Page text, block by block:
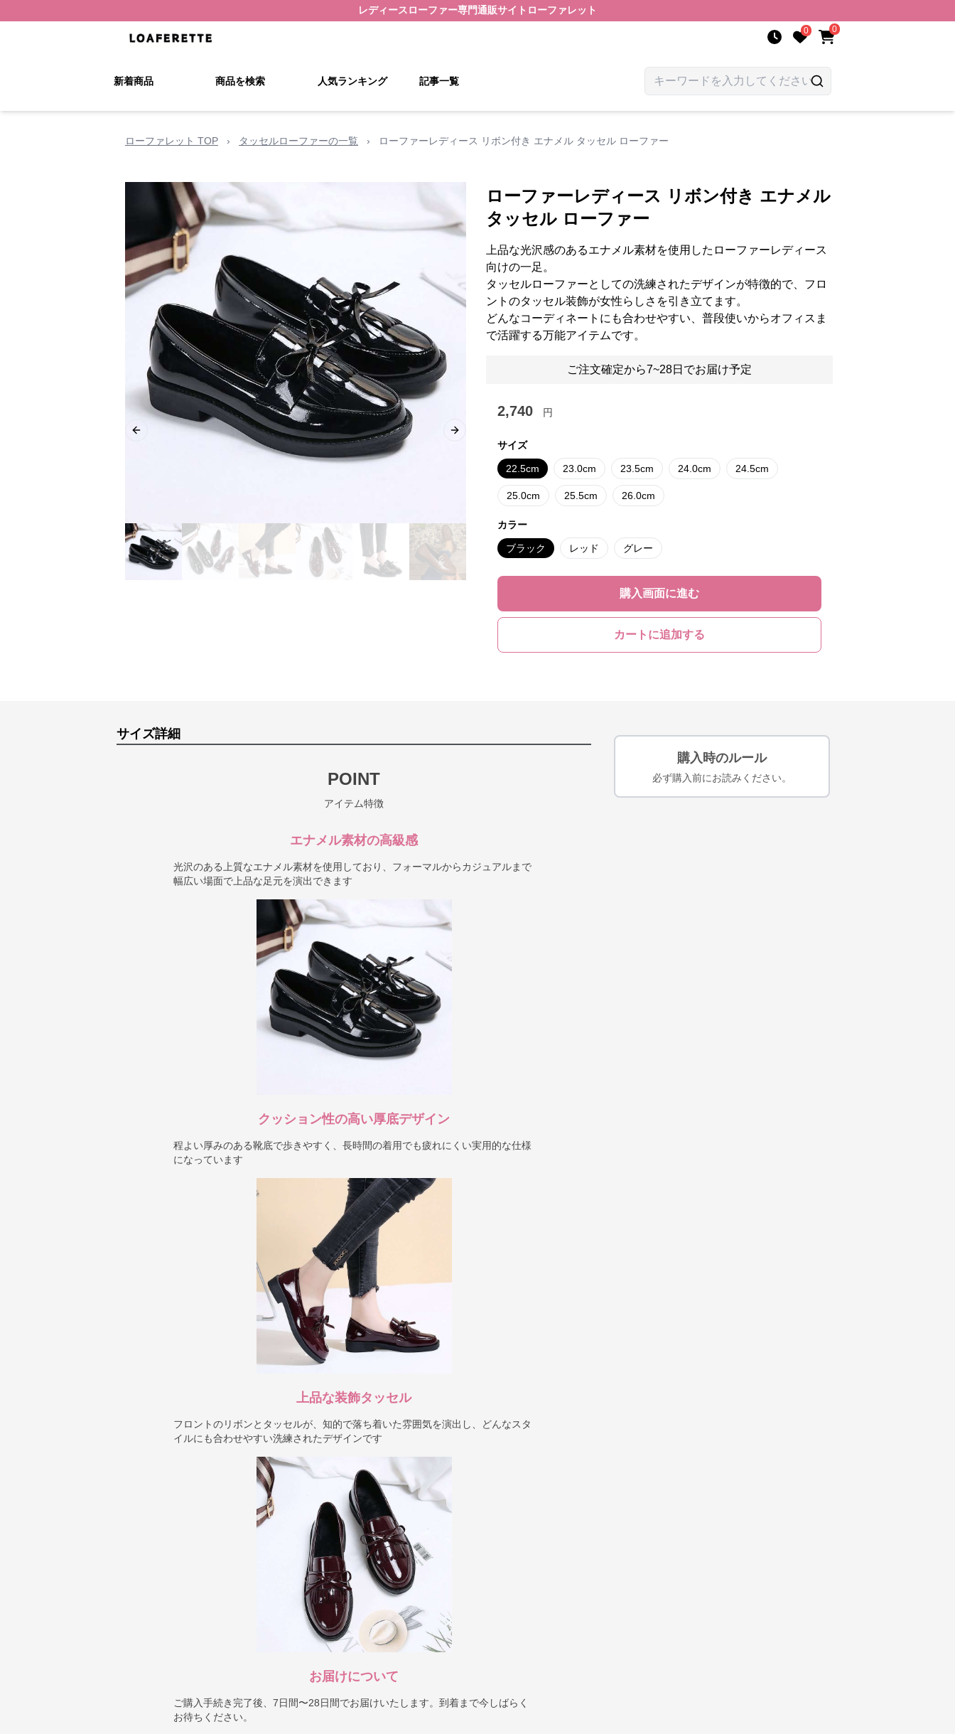
レディースローファー専門通販サイト ローファレット
0 0
新着商品 商品を検索 人気ランキング 記事一覧
ローファレット TOP › タッセルローファーの一覧 › ローファーレディース リボン付き エナメル タッセル ローファー
Previous slide Next slide
ローファーレディース リボン付き エナメル
タッセル ローファー
上品な光沢感のあるエナメル素材を使用したローファーレディース
向けの一足。
タッセルローファーとしての洗練されたデザインが特徴的で、フロ
ントのタッセル装飾が女性らしさを引き立てます。
どんなコーディネートにも合わせやすい、普段使いからオフィスま
で活躍する万能アイテムです。
ご注文確定から7~28日でお届け予定
2,740 円
サイズ
22.5cm 23.0cm 23.5cm 24.0cm 24.5cm
25.0cm 25.5cm 26.0cm
カラー
ブラック レッド グレー
購入画面に進む
カートに追加する
サイズ詳細
POINT
アイテム特徴
エナメル素材の高級感
光沢のある上質なエナメル素材を使用しており、フォーマルからカジュアルまで
幅広い場面で上品な足元を演出できます
クッション性の高い厚底デザイン
程よい厚みのある靴底で歩きやすく、長時間の着用でも疲れにくい実用的な仕様
になっています
上品な装飾タッセル
フロントのリボンとタッセルが、知的で落ち着いた雰囲気を演出し、どんなスタ
イルにも合わせやすい洗練されたデザインです
お届けについて
ご購入手続き完了後、7日間〜28日間でお届けいたします。到着まで今しばらく
お待ちください。
購入時のルール
必ず購入前にお読みください。